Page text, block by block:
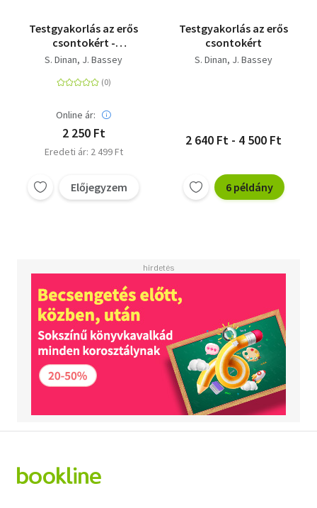
Testgyakorlás az erős
csontokért -
Gyakorlati útmutató
kockázatának
S. Dinan J. Bassey
Online ár:
2 250 Ft
Eredeti ár: 2 499 Ft
Előjegyzem
Testgyakorlás az erős
csontokért
S. Dinan J. Bassey
2 640 Ft - 4 500 Ft
6 példány